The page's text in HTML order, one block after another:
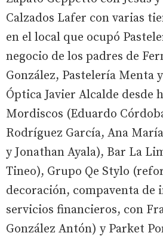
Calzados Lafer con varias
en el local que ocupó
negocio de los padres de
González, Pastelería Menta
Óptica Javier Alcalde desde
Mordiscos (Eduardo
Rodríguez García, Ana
y Jonathan Ayala), Bar La
Tineo), Grupo Qe Stylo
decoración, compaventa de
servicios financieros, con
González Antón) y Parket